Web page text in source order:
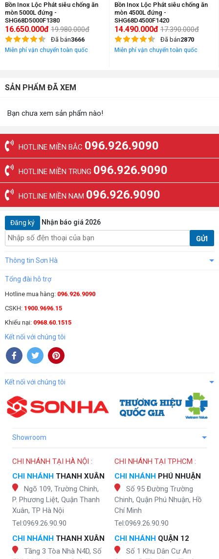
Bồn Inox Lộc Phát siêu chống ăn
mòn 5000L đứng -
SHG68D5000F1380
16.650.000đ 19.980.000đ
Đã bán3666
Miễn phí vận chuyển toàn quốc
Bồn Inox Lộc Phát siêu chống ăn
mòn 4500L đứng -
SHG68D4500F1420
14.490.000đ 17.390.000đ
Đã bán2870
Miễn phí vận chuyển toàn quốc
SẢN PHẨM ĐÃ XEM
Bạn chưa xem sản phẩm nào!
HOTLINE MIỀN BẮC 096.926.9090
HOTLINE MIỀN TRUNG 096.926.9090
HOTLINE MIỀN NAM 096.926.9090
Đăng ký Nhận báo giá 2026
GỬI
Thông tin Sơn Hà
Tổng đài hỗ trợ
Hotline mua hàng: 096.926.9090
CSKH: 1900.9696.15
Khiếu nại: 0968.60.1515
Kết nối với chúng tôi
Kết nối với chúng tôi
Showroom
CHI NHÁNH TẠI HÀ NỘI :
CHI NHÁNH THANH XUÂN
Ngõ 109, Trường Chinh,
P. Phương Liệt, Quận Thanh
Xuân, TP Hà Nội
Tel:0969.26.90.90
CHI NHÁNH THANH XUÂN
Tầng 3 Tòa Nhà N4D, Số
CHI NHÁNH TẠI TP.HCM :
CHI NHÁNH PHÚ NHUẬN
Số 95 Đường Trường
Chinh, Quận Phú Nhuận, Hồ
Chí Minh
Tel:0969.26.90.90
CHI NHÁNH QUẬN 12
Số 1 Khu Dân Cư An